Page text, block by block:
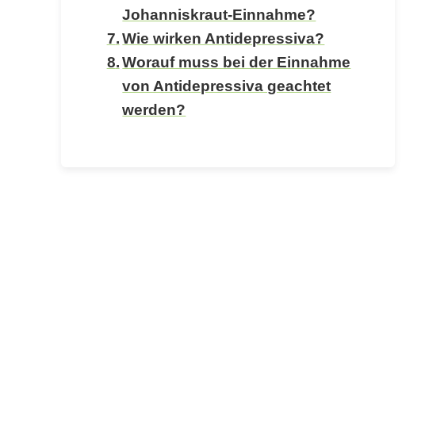
Johanniskraut-Einnahme?
Wie wirken Antidepressiva?
Worauf muss bei der Einnahme
von Antidepressiva geachtet
werden?